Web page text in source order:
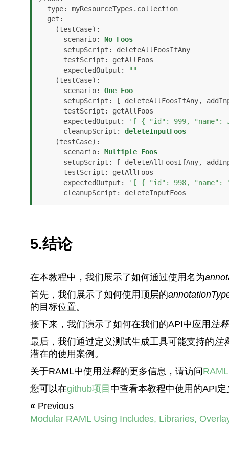
type: myResourceTypes. collection
get :
scenario: No Foos
setupScript : deleteAllFoosIfAny
testScript : getAllFoos
expectedOutput :
""
scenario: One Foo
setupScript : [ deleteAllFoosIfAny,
testScript : getAllFoos
expectedOutput :
'[ { "id": 999, "name":
cleanupScript : deleteInputFoos
scenario: Multiple Foos
setupScript : [ deleteAllFoosIfAny,
testScript : getAllFoos
expectedOutput :
'[ { "id": 998, "name":
cleanupScript
5.结论
在本教程中，我们展示了如何通过使用名为
首先，我们展示了如何使用顶层的
的目标位置。
接下来，我们演示了如何在我们的API中应用 注释
最后，我们通过定义测试生成工具可能支持的注
潜在的使用案例。
关于RAML中使用 注释的更多信息，请访问
您可以在github项目 中查看本教程中使用的API
« Previous
Modular RAML Using Includes, Libraries,